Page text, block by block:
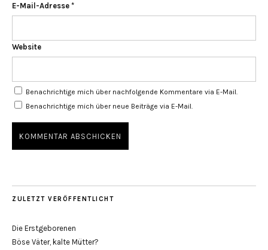
E-Mail-Adresse *
Website
Benachrichtige mich über nachfolgende Kommentare via E-Mail.
Benachrichtige mich über neue Beiträge via E-Mail.
ZULETZT VERÖFFENTLICHT
Die Erstgeborenen
Böse Väter, kalte Mütter?